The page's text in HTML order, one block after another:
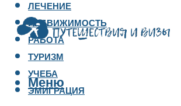
ЛЕЧЕНИЕ
НЕДВИЖИМОСТЬ
РАБОТА
ТУРИЗМ
УЧЕБА
ЭМИГРАЦИЯ
Меню